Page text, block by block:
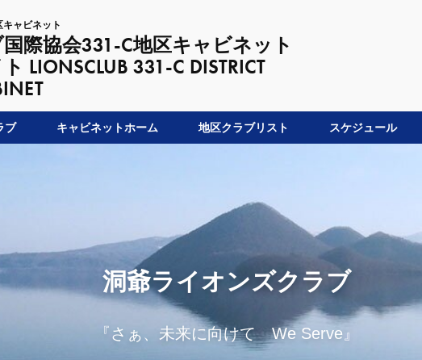
ャビネット
際協会331-C地区キャビネット
LIONSCLUB 331-C DISTRICT
ブ キャビネットホーム 地区クラブリスト スケジュール
洞爺ライオンズクラブ
『さぁ、未来に向けて We Serve』